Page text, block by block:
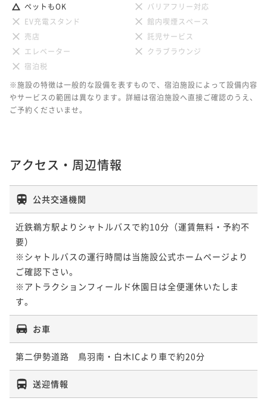
ペットもOK
バリアフリー対応
EV充電スタンド
館内喫煙スペース
売店
託児サービス
エレベーター
クラブラウンジ
宿泊税
※施設の特徴は一般的な設備を表すもので、宿泊施設によって設備内容
やサービスの範囲は異なります。詳細は宿泊施設へ直接ご確認のうえ、
ご予約くださいませ。
アクセス・周辺情報
公共交通機関
近鉄鵜方駅よりシャトルバスで約10分（運賃無料・予約不
要）
※シャトルバスの運行時間は当施設公式ホームページより
ご確認下さい。
※アトラクションフィールド休園日は全便運休いたしま
す。
お車
第二伊勢道路　鳥羽南・白木ICより車で約20分
送迎情報